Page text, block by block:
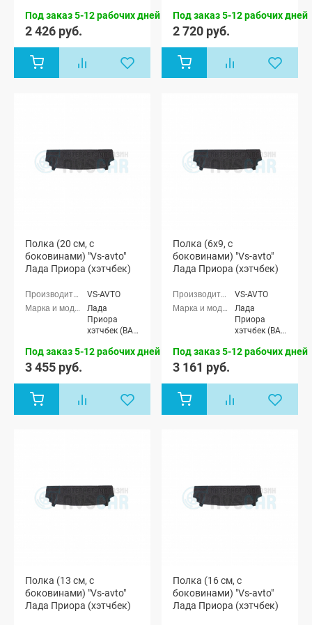
Приора-2
Под заказ 5-12 рабочих дней
2 426 руб.
Приора-2
Под заказ 5-12 рабочих дней
2 720 руб.
Полка (20 см, с
боковинами) "Vs-avto"
Лада Приора (хэтчбек)
VS-AVTO
Лада
Приора
хэтчбек (ВАЗ
Приора-2
Под заказ 5-12 рабочих дней
3 455 руб.
Полка (6x9, с
боковинами) "Vs-avto"
Лада Приора (хэтчбек)
VS-AVTO
Лада
Приора
хэтчбек (ВАЗ
Приора-2
Под заказ 5-12 рабочих дней
3 161 руб.
Полка (13 см, с
боковинами) "Vs-avto"
Лада Приора (хэтчбек)
Полка (16 см, с
боковинами) "Vs-avto"
Лада Приора (хэтчбек)